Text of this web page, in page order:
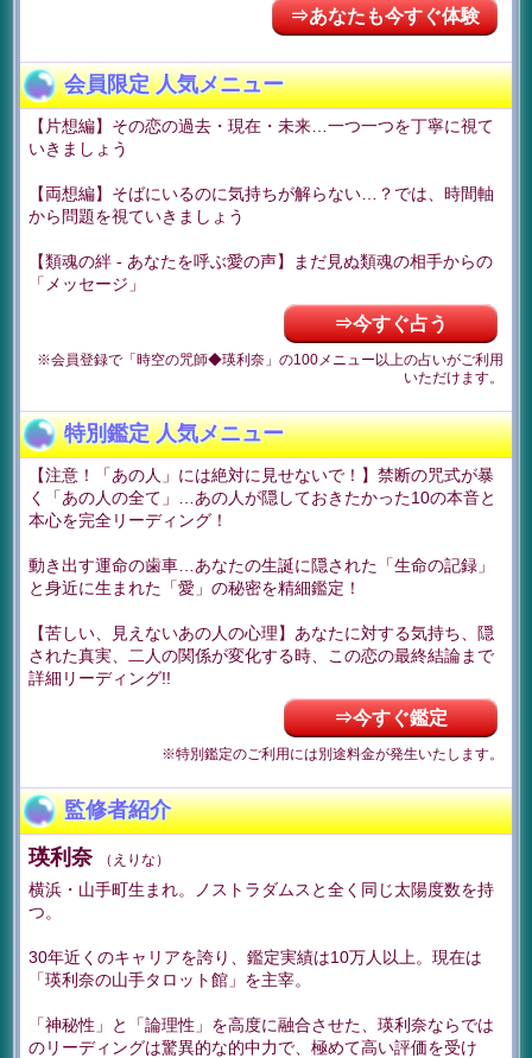
⇒あなたも今すぐ体験
会員限定 人気メニュー
【片想編】その恋の過去・現在・未来…一つ一つを丁寧に視て
いきましょう
【両想編】そばにいるのに気持ちが解らない…？では、時間軸
から問題を視ていきましょう
【類魂の絆 - あなたを呼ぶ愛の声】まだ見ぬ類魂の相手からの
「メッセージ」
⇒今すぐ占う
※会員登録で「時空の咒師◆瑛利奈」の100メニュー以上の占いがご利用
いただけます。
特別鑑定 人気メニュー
【注意！「あの人」には絶対に見せないで！】禁断の咒式が暴
く「あの人の全て」…あの人が隠しておきたかった10の本音と
本心を完全リーディング！
動き出す運命の歯車…あなたの生誕に隠された「生命の記録」
と身近に生まれた「愛」の秘密を精細鑑定！
【苦しい、見えないあの人の心理】あなたに対する気持ち、隠
された真実、二人の関係が変化する時、この恋の最終結論まで
詳細リーディング!!
⇒今すぐ鑑定
※特別鑑定のご利用には別途料金が発生いたします。
監修者紹介
瑛利奈 （えりな）
横浜・山手町生まれ。ノストラダムスと全く同じ太陽度数を持
つ。
30年近くのキャリアを誇り、鑑定実績は10万人以上。現在は
「瑛利奈の山手タロット館」を主宰。
「神秘性」と「論理性」を高度に融合させた、瑛利奈ならでは
のリーディングは驚異的な的中力で、極めて高い評価を受け